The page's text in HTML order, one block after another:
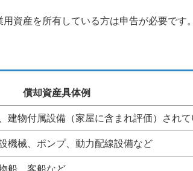
資産を所有している方は申告が必要です。
償却資産具体例
建物付属設備（家屋に含まれ評価）され
機械、ポンプ、動力配線設備など
船、客船など